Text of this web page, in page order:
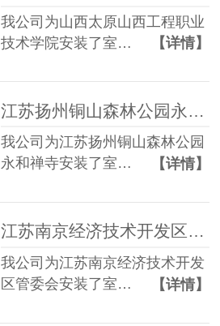
我公司为山西太原山西工程职业
技术学院安装了室…
【详情】
江苏扬州铜山森林公园永和禅寺P2 LED显示屏
我公司为江苏扬州铜山森林公园
永和禅寺安装了室…
【详情】
江苏南京经济技术开发区管委会P1.86 LED显示屏
我公司为江苏南京经济技术开发
区管委会安装了室…
【详情】